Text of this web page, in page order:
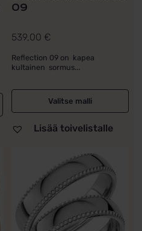
09
539,00 €
Reflection 09 on kapea
kultainen sormus...
Valitse malli
Lisää toivelistalle